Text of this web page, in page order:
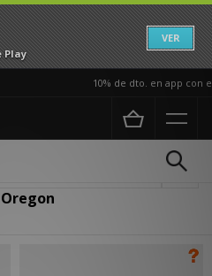
Play
VER
10% de dto. en app con el